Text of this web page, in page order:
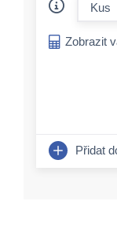
Zobrazit
Přidat